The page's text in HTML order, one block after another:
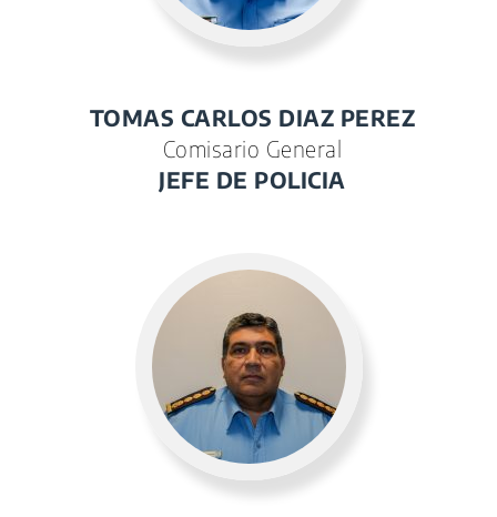
TOMAS CARLOS DIAZ PEREZ
Comisario General
JEFE DE POLICIA